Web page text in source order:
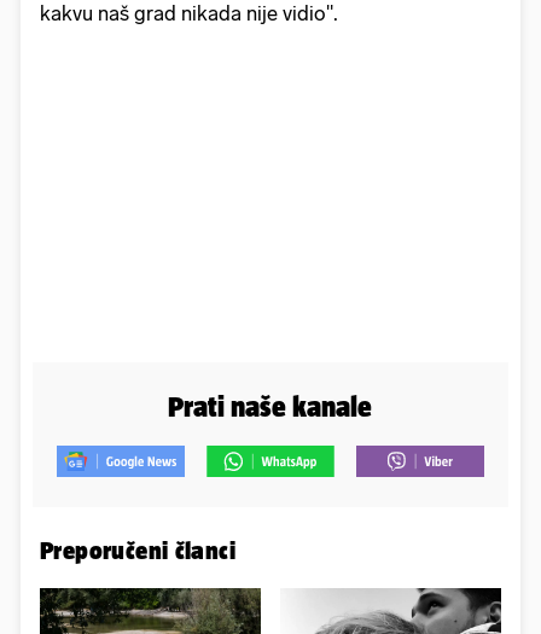
kakvu naš grad nikada nije vidio".
Prati naše kanale
Preporučeni članci